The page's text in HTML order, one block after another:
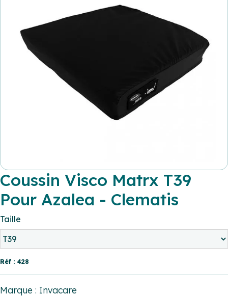
Coussin Visco Matrx T39
Pour Azalea - Clematis
Taille
Réf : 428
Marque : Invacare